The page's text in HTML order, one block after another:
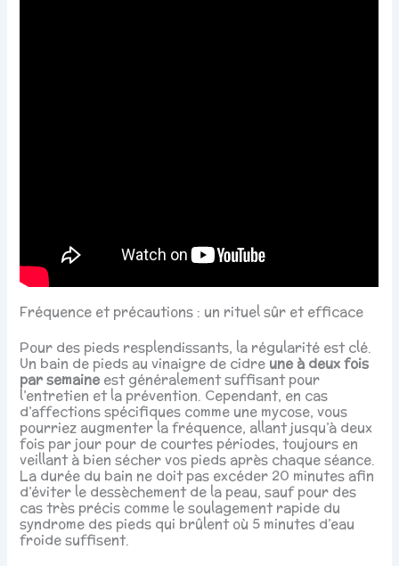
Fréquence et précautions : un rituel sûr et efficace
Pour des pieds resplendissants, la régularité est clé.
Un bain de pieds au vinaigre de cidre une à deux fois
par semaineest généralement suffisant pour
l’entretien et la prévention. Cependant, en cas
d’affections spécifiques comme une mycose, vous
pourriez augmenter la fréquence, allant jusqu’à deux
fois par jour pour de courtes périodes, toujours en
veillant à bien sécher vos pieds après chaque séance.
La durée du bain ne doit pas excéder 20 minutes afin
d’éviter le dessèchement de la peau, sauf pour des
cas très précis comme le soulagement rapide du
syndrome des pieds qui brûlent où 5 minutes d’eau
froide suffisent.